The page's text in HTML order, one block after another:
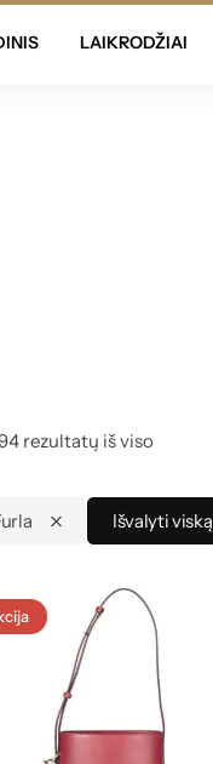
LAIKRODŽIAI
rezultatų iš viso
Išvalyti viską